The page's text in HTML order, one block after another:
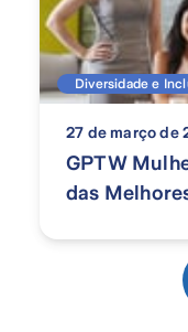
Diversidade e
27 de março de
GPTW
das